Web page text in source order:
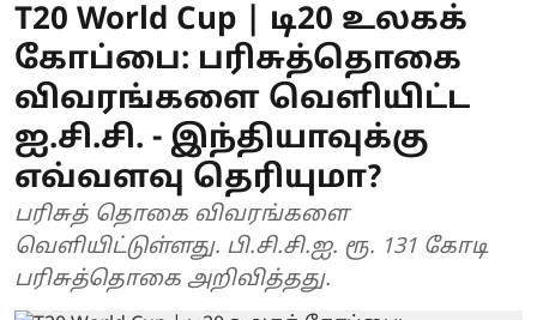
T20 World Cup | டி20 உலகக்
கோப்பை: பரிசுத்தொகை
விவரங்களை வெளியிட்ட
ஐ.சி.சி. - இந்தியாவுக்கு
எவ்வளவு தெரியுமா?
பரிசுத் தொகை விவரங்களை
வெளியிட்டுள்ளது. பி.சி.சி.ஐ. ரூ. 131 கோடி
பரிசுத்தொகை அறிவித்தது.